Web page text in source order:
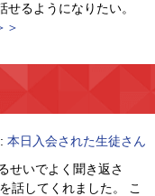
るようになりたい。
＞
本日入会された生徒さん
せいでよく聞き返さ
話してくれました。 こ